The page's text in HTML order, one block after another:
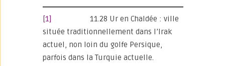
[1]
11.28 Ur en Chaldée : ville
située traditionnellement dans l’Irak
actuel, non loin du golfe Persique,
parfois dans la Turquie actuelle.